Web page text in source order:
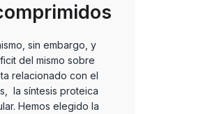
sin embargo, y
del mismo sobre
relacionado con el
la síntesis proteica
Hemos elegido la